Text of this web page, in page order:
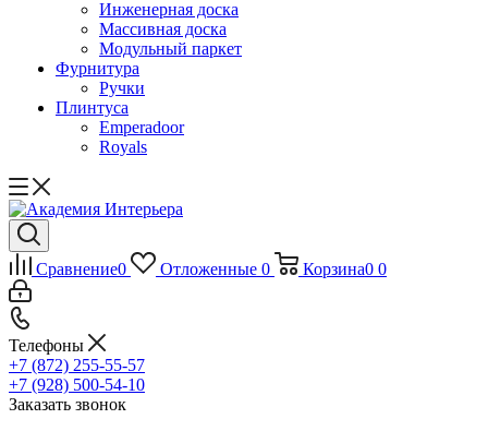
Инженерная доска
Массивная доска
Модульный паркет
Фурнитура
Ручки
Плинтуса
Emperadoor
Royals
Сравнение0 Отложенные 0 Корзина0 0
Телефоны
+7 (872) 255-55-57
+7 (928) 500-54-10
Заказать звонок